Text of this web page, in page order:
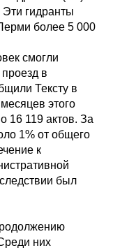
Эти гидранты
более 5 000
смогли
в
Тексту в
этого
16 119 актов. За
1% от общего
к
был
них